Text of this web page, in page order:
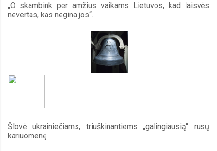
„O skambink per amžius vaikams Lietuvos, kad laisvės
nevertas, kas negina jos“.
Šlovė ukrainiečiams, triuškinantiems „galingiausią“ rusų
kariuomenę.